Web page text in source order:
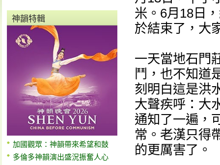
神韻特輯
加國觀眾：神韻帶來希望和鼓
多倫多神韻演出盛況振奮人心
米。6月18日
於結束了，大
一天當地石門
鬥，也不知道
刻明白這是洪
大聲疾呼：大
通知了一遍，
常。老漢只得
的更厲害了。